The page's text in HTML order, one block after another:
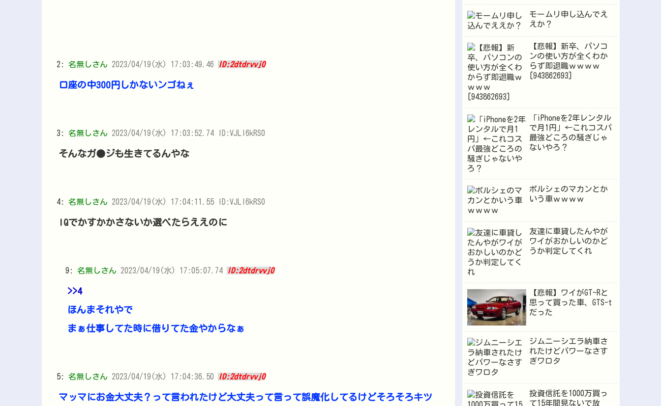
2: 名無しさん 2023/04/19(水) 17:03:49.46 ID:2dtdrvvj0
口座の中300円しかないンゴねぇ
3: 名無しさん 2023/04/19(水) 17:03:52.74 ID:VJLl6kRS0
そんなガ●ジも生きてるんやな
4: 名無しさん 2023/04/19(水) 17:04:11.55 ID:VJLl6kRS0
IQでかすかかさないか選べたらええのに
9: 名無しさん 2023/04/19(水) 17:05:07.74 ID:2dtdrvvj0
>>4
ほんまそれやで
まぁ仕事してた時に借りてた金やからなぁ
5: 名無しさん 2023/04/19(水) 17:04:36.50 ID:2dtdrvvj0
マッマにお金大丈夫？って言われたけど大丈夫って言って誤魔化してるけどそろそろキツ
モームリ申し込んでえ
えか？
【悲報】新卒、パソコ
ンの使い方が全くわか
らず即退職ｗｗｗｗ
[943862693]
「iPhoneを2年レンタル
で月1円」←これコスパ
最強どころの騒ぎじゃ
ないやろ？
ポルシェのマカンとか
いう車ｗｗｗｗ
友達に車貸したんやが
ワイがおかしいのかど
うか判定してくれ
【悲報】ワイがGT-Rと
思って買った車、GTS-t
だった
ジムニーシエラ納車さ
れたけどパワーなさす
ぎワロタ
投資信託を1000万買っ
て15年間見ないで放